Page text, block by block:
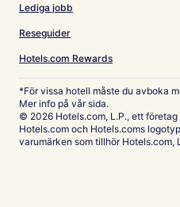
Lediga jobb
Reseguider
Hotels.com Rewards
*För vissa hotell måste du avboka
Mer info på vår sida.
© 2026 Hotels.com, L.P., ett
Hotels.com och Hotels.coms
varumärken som tillhör Hotels.com,